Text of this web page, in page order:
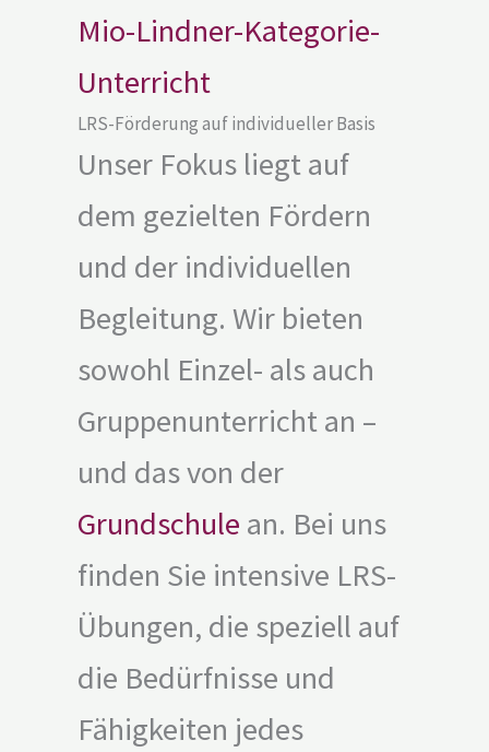
LRS-Förderung auf individueller Basis
Unser Fokus liegt auf
dem gezielten Fördern
und der individuellen
Begleitung. Wir bieten
sowohl Einzel- als auch
Gruppenunterricht an –
und das von der
Grundschule an. Bei uns
finden Sie intensive LRS-
Übungen, die speziell auf
die Bedürfnisse und
Fähigkeiten jedes